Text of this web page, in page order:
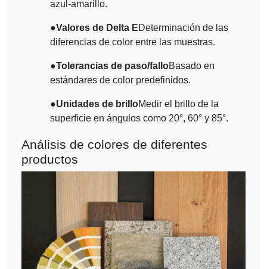
azul-amarillo.
●Valores de Delta EDeterminación de las
diferencias de color entre las muestras.
●Tolerancias de paso/falloBasado en
estándares de color predefinidos.
●Unidades de brilloMedir el brillo de la
superficie en ángulos como 20°, 60° y 85°.
Análisis de colores de diferentes
productos